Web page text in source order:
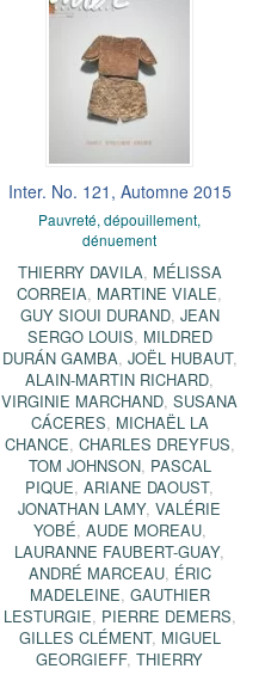
Inter. No. 121, Automne 2015
Pauvreté, dépouillement,
dénuement
THIERRY DAVILA, MÉLISSA
CORREIA, MARTINE VIALE,
GUY SIOUI DURAND, JEAN
SERGO LOUIS, MILDRED
DURÁN GAMBA, JOËL HUBAUT,
ALAIN-MARTIN RICHARD,
VIRGINIE MARCHAND,SUSANA
CÁCERES, MICHAËL LA
CHANCE, CHARLES DREYFUS,
TOM JOHNSON, PASCAL
PIQUE,ARIANE DAOUST,
JONATHAN LAMY,VALÉRIE
YOBÉ, AUDE MOREAU,
LAURANNE FAUBERT-GUAY,
ANDRÉ MARCEAU, ÉRIC
MADELEINE, GAUTHIER
LESTURGIE, PIERRE DEMERS,
GILLES CLÉMENT, MIGUEL
GEORGIEFF,THIERRY